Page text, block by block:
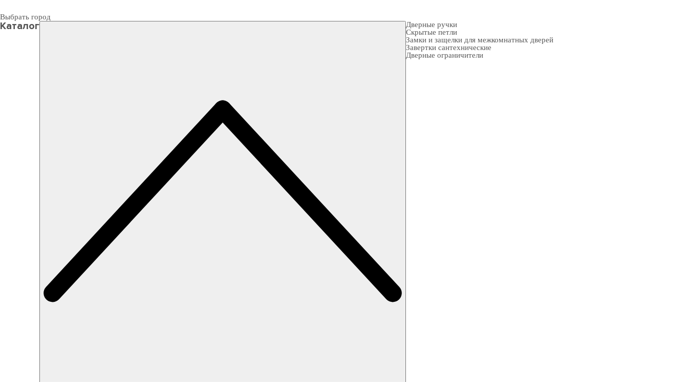
Выбрать город
Каталог
Дверные ручки
Скрытые петли
Замки и защелки для межкомнатных дверей
Завертки сантехнические
Дверные ограничители